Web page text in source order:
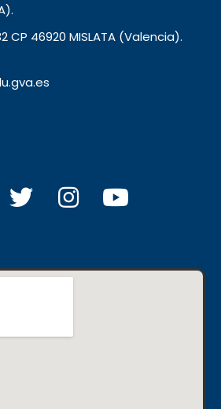
CP 46920 MISLATA (Valencia).